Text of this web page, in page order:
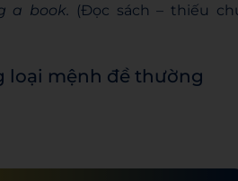
a book.
(Đọc sách – thiếu
loại mệnh đề thường